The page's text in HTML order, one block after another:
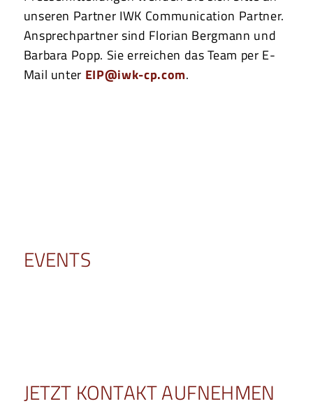
unseren Partner IWK Communication Partner.
Ansprechpartner sind Florian Bergmann und
Barbara Popp. Sie erreichen das Team per E-
Mail unter EIP@iwk-cp.com.
EVENTS
JETZT KONTAKT AUFNEHMEN